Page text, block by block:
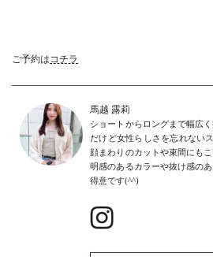
ご予約は コチラ
馬越 露莉
ショートからロングまで幅広
だけど女性らしさを忘れない
顔まわりのカットや束間にも
明感のあるカラーや抜け感の
得意です(^^)